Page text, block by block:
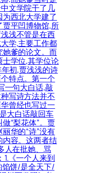
文学院干了几
西北大学建了
平凹博物馆,所
浅不管是在西
学,主要工作都
她爹的论文。而
士学位,其学位论
初,贾浅浅的诗
特点。第一个
一句大白话,敲
写诗方法并不
曾经也写过一
大白话敲回车
“梨花体”。贾
华的“诗”没有
内容。这两者结
人在批她、骂
《一个人来到
馅饼/是全天下/